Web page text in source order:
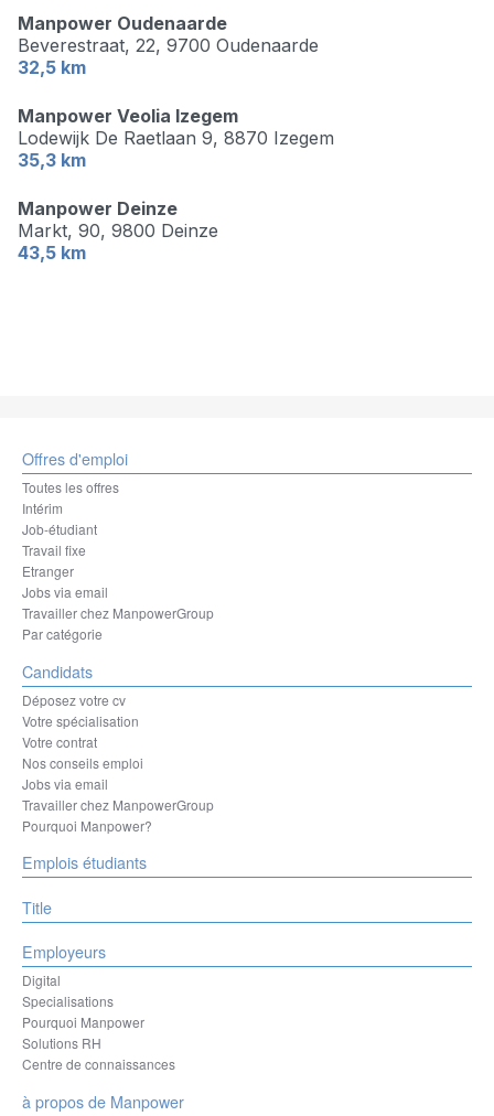
Manpower Oudenaarde
Beverestraat, 22, 9700 Oudenaarde
32,5 km
Manpower Veolia Izegem
Lodewijk De Raetlaan 9, 8870 Izegem
35,3 km
Manpower Deinze
Markt, 90, 9800 Deinze
43,5 km
Offres d'emploi
Toutes les offres
Intérim
Job-étudiant
Travail fixe
Etranger
Jobs via email
Travailler chez ManpowerGroup
Par catégorie
Candidats
Déposez votre cv
Votre spécialisation
Votre contrat
Nos conseils emploi
Jobs via email
Travailler chez ManpowerGroup
Pourquoi Manpower?
Emplois étudiants
Title
Employeurs
Digital
Specialisations
Pourquoi Manpower
Solutions RH
Centre de connaissances
à propos de Manpower